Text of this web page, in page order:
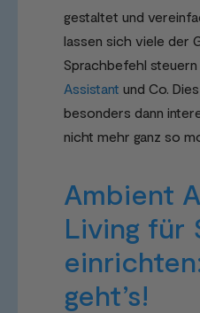
gestaltet und
lassen sich viele der
Sprachbefehl steuern
Assistant und Co.
besonders dann
nicht mehr ganz so
Ambient
Living für
geht’s!